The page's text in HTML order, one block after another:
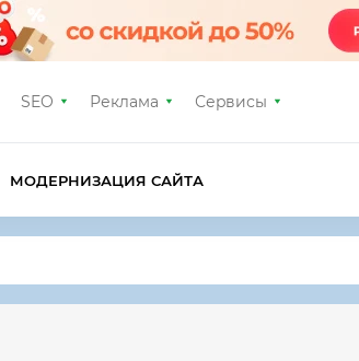
SEO Реклама Сервисы
МОДЕРНИЗАЦИЯ САЙТА